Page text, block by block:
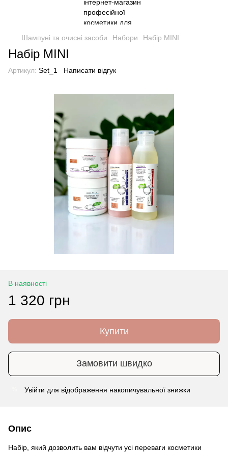
Шампуні та очисні засоби Набори Набір MINI
Набір MINI
Артикул: Set_1 Написати відгук
В наявності
1 320 грн
Купити
Замовити швидко
Увійти для відображення накопичувальної знижки
Опис
Набір, який дозволить вам відчути усі переваги косметики